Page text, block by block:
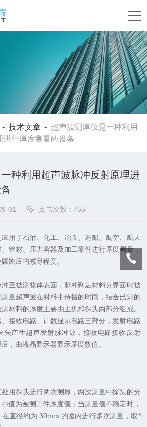
-技术文章 - 超声波测厚仪是一种利用
进行厚度测量的设备
种利用超声波脉冲反射原理进
01 点击次数：755
于石油、化工、冶金、造船、航空、航天
管材、压力容器及加工零件进行厚度测量，
蚀后的减薄程度。
被测物体表面，脉冲到达材料分界面时被
量超声波在材料中传播的时间，结合已知的
材料的厚度主要由主机和探头两部分组成。
接收电路、计数显示电路三部分，发射电路
头产生超声发射脉冲波，接收电路接收反射
，由液晶显示器显示厚度数值。
探头进行两次测厚，两次测量中探头的分
值为被测工件厚度值；当测量值不稳定时，
在直径约为 30mm 的圆内进行多次测量，取*